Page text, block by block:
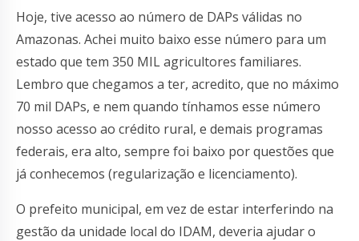
Hoje, tive acesso ao número de DAPs válidas no
Amazonas. Achei muito baixo esse número para um
estado que tem 350 MIL agricultores familiares.
Lembro que chegamos a ter, acredito, que no máximo
70 mil DAPs, e nem quando tínhamos esse número
nosso acesso ao crédito rural, e demais programas
federais, era alto, sempre foi baixo por questões que
já conhecemos (regularização e licenciamento).
O prefeito municipal, em vez de estar interferindo na
gestão da unidade local do IDAM, deveria ajudar o